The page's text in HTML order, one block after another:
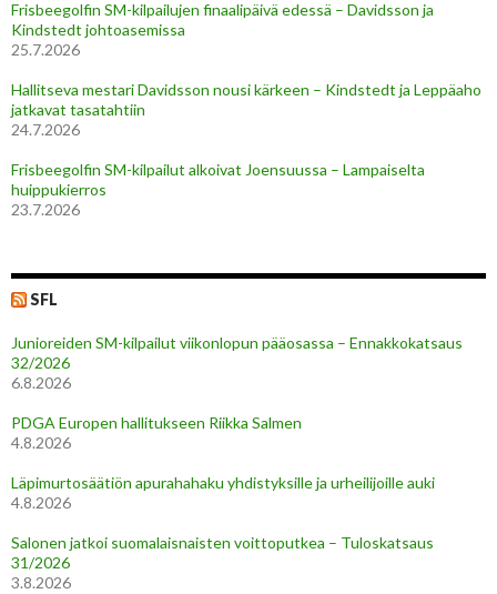
Frisbeegolfin SM-kilpailujen finaalipäivä edessä – Davidsson ja
Kindstedt johtoasemissa
25.7.2026
Hallitseva mestari Davidsson nousi kärkeen – Kindstedt ja Leppäaho
jatkavat tasatahtiin
24.7.2026
Frisbeegolfin SM-kilpailut alkoivat Joensuussa – Lampaiselta
huippukierros
23.7.2026
SFL
Junioreiden SM-kilpailut viikonlopun pääosassa – Ennakkokatsaus
32/2026
6.8.2026
PDGA Europen hallitukseen Riikka Salmen
4.8.2026
Läpimurtosäätiön apurahahaku yhdistyksille ja urheilijoille auki
4.8.2026
Salonen jatkoi suomalaisnaisten voittoputkea – Tuloskatsaus
31/2026
3.8.2026